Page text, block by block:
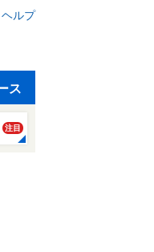
ヘルプ
ス
注目